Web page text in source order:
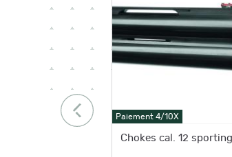
Paiement 4/10X
Chokes cal. 12 sporting